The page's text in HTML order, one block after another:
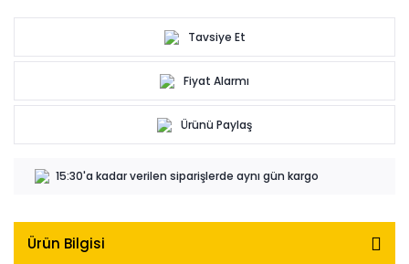
Tavsiye Et
Fiyat Alarmı
Ürünü Paylaş
15:30'a kadar verilen siparişlerde aynı gün kargo
Ürün Bilgisi